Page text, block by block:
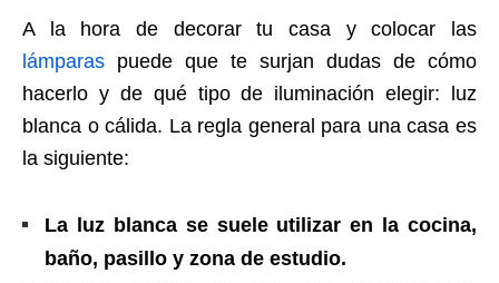
A la hora de decorar tu casa y colocar las
lámparas puede que te surjan dudas de cómo
hacerlo y de qué tipo de iluminación elegir: luz
blanca o cálida. La regla general para una casa es
la siguiente:
La luz blanca se suele utilizar en la cocina,
baño, pasillo y zona de estudio.